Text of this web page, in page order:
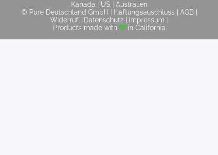
Kanada US
Australien
© Pure Deutschland GmbH |
Haftungsauschluss AGB
Widerruf
Datenschutz Impressum
Products made with
in California